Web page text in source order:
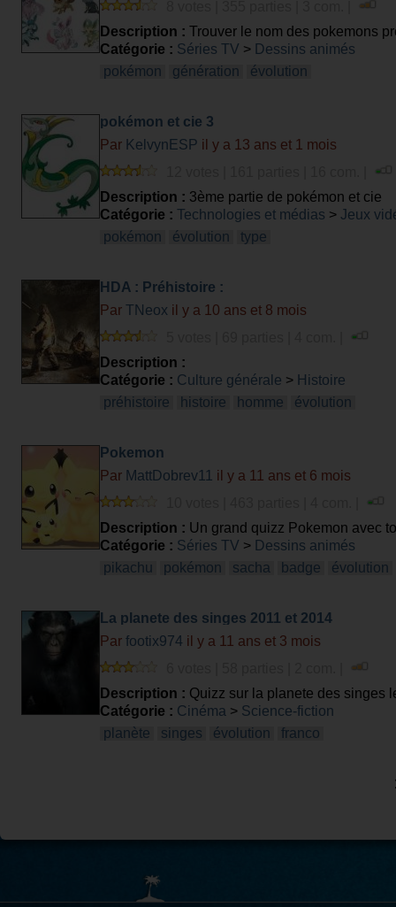
Description : Trouver le nom des pokemons
Catégorie : Séries TV > Dessins animés
pokémon
génération évolution
pokémon et cie 3
Par KelvynESP il y a 13 ans et 1 mois
Description : 3ème partie de pokémon et cie
Catégorie : Technologies et médias > Jeux
pokémon
évolution type
HDA : Préhistoire :
Par TNeox il y a 10 ans et 8 mois
Description :
Catégorie : Culture générale > Histoire
préhistoire
histoire homme évolution
Pokemon
Par MattDobrev11 il y a 11 ans et 6 mois
Description : Un grand quizz Pokemon avec
Catégorie : Séries TV > Dessins animés
pikachu
pokémon sacha badge évolution
La planete des singes 2011 et 2014
Par footix974 il y a 11 ans et 3 mois
Description : Quizz sur la planete des singes
Catégorie : Cinéma > Science-fiction
planète
singes évolution franco